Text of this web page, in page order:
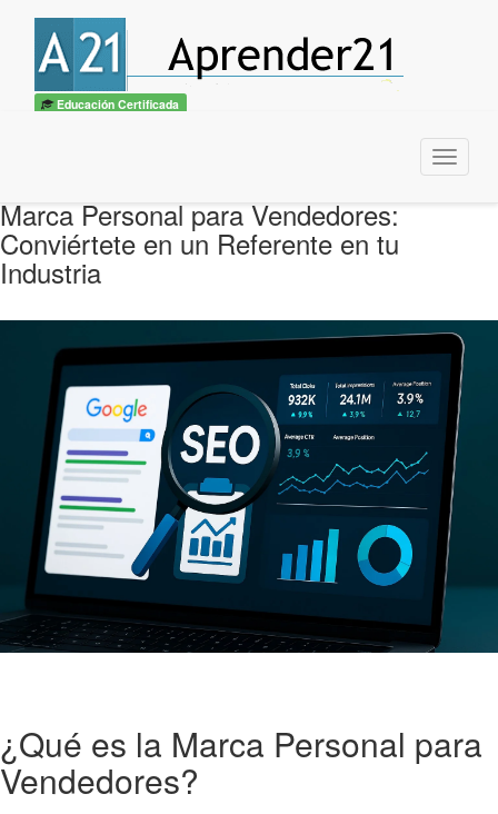
Educación Certificada
Menu
Marca Personal para Vendedores:
Conviértete en un Referente en tu
Industria
¿Qué es la Marca Personal para
Vendedores?